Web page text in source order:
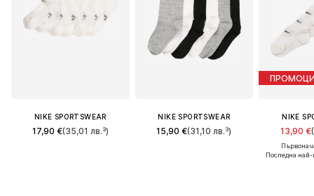
NIKE SPORTSWEAR
17,90 €(35,01 лв.³)
NIKE SPORTSWEAR
15,90 €(31,10 лв.³)
NIKE
13,90 €
Последна